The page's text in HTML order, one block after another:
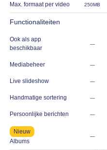
Max. formaat per video 250MB
Functionaliteiten
Ook als app
beschikbaar
—
Mediabeheer —
Live slideshow —
Handmatige sortering —
Persoonlijke berichten —
Nieuw
Albums
—